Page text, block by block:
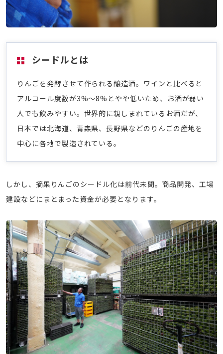
シードルとは
りんごを発酵させて作られる醸造酒。ワインと比べると
アルコール度数が3%〜8%とやや低いため、お酒が弱い
人でも飲みやすい。世界的に親しまれているお酒だが、
日本では北海道、青森県、長野県などのりんごの産地を
中心に各地で製造されている。
しかし、摘果りんごのシードル化は前代未聞。商品開発、工場
建設などにまとまった資金が必要となります。